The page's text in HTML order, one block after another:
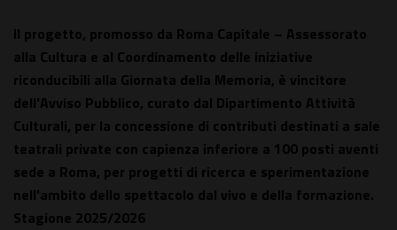
Il progetto, promosso da Roma Capitale – Assessorato
alla Cultura e al Coordinamento delle iniziative
riconducibili alla Giornata della Memoria, è vincitore
dell'Avviso Pubblico, curato dal Dipartimento Attività
Culturali, per la concessione di contributi destinati a sale
teatrali private con capienza inferiore a 100 posti aventi
sede a Roma, per progetti di ricerca e sperimentazione
nell'ambito dello spettacolo dal vivo e della formazione.
Stagione 2025/2026